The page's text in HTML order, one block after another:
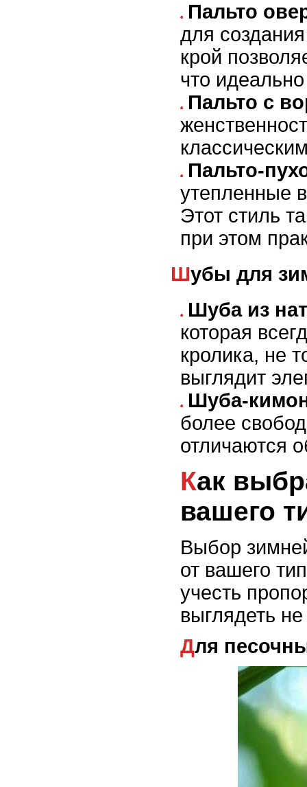
Пальто
для
крой
что
Пальто с
Пальто-
утепленные
Этот стиль
при этом
Шубы для
Шуба из
которая
кролика, не
выглядит
Шуба-
более
отличаются
Как выбрать зимнюю одежду в зависимости от
вашего
Выбор
от вашего
учесть
выглядеть
Для